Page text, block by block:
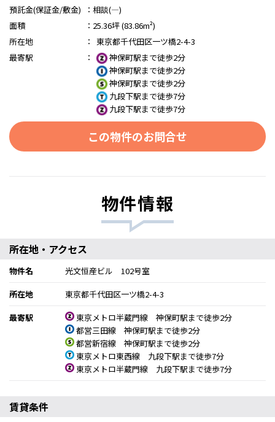
預託金(保証金/敷金)
： 相談(―)
面積
： 25.36坪 (83.86m²)
所在地
：
東京都千代田区一ツ橋2-4-3
最寄駅
：
神保町駅まで徒歩2分
神保町駅まで徒歩2分
神保町駅まで徒歩2分
九段下駅まで徒歩7分
九段下駅まで徒歩7分
この物件のお問合せ
物件情報
所在地・アクセス
物件名
光文恒産ビル 102号室
所在地
東京都千代田区一ツ橋2-4-3
最寄駅
東京メトロ半蔵門線 神保町駅まで徒歩2分
都営三田線 神保町駅まで徒歩2分
都営新宿線 神保町駅まで徒歩2分
東京メトロ東西線 九段下駅まで徒歩7分
東京メトロ半蔵門線 九段下駅まで徒歩7分
賃貸条件